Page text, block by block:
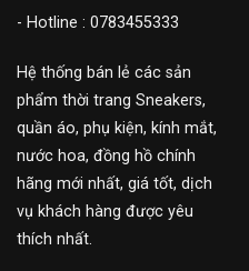
- Hotline : 0783455333
Hệ thống bán lẻ các sản
phẩm thời trang Sneakers,
quần áo, phụ kiện, kính mắt,
nước hoa, đồng hồ chính
hãng mới nhất, giá tốt, dịch
vụ khách hàng được yêu
thích nhất.